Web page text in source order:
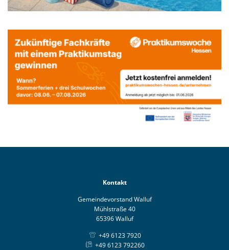
Kontakt
Gemeindevorstand Walluf
Mühlstraße 40
65396 Walluf
+49 6123 7920
+49 6123 792260